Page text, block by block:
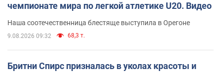
чемпионате мира по легкой атлетике U20. Видео
Наша соотечественница блестяще выступила в Орегоне
9.08.2026 09:32 68,3 т.
Бритни Спирс призналась в уколах красоты и